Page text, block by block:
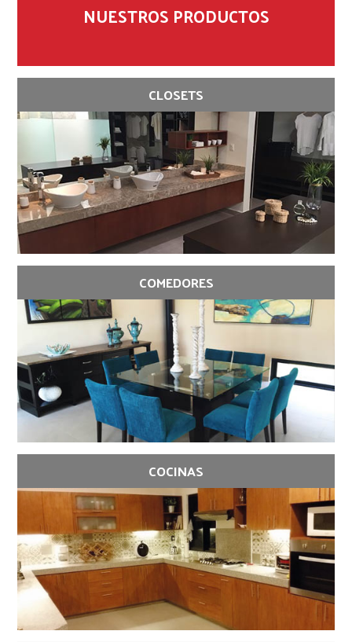
NUESTROS PRODUCTOS
CLOSETS
COMEDORES
COCINAS